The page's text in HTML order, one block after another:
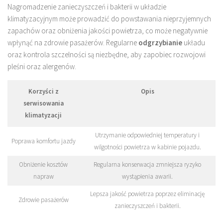
Nagromadzenie zanieczyszczeń i bakterii w układzie
klimatyzacyjnym może prowadzić do powstawania nieprzyjemnych
zapachów oraz obniżenia jakości powietrza, co może negatywnie
wpłynąć na zdrowie pasażerów. Regularne odgrzybianie układu
oraz kontrola szczelności są niezbędne, aby zapobiec rozwojowi
pleśni oraz alergenów.
Korzyści z
serwisowania
klimatyzacji
Opis
Poprawa komfortu jazdy
Utrzymanie odpowiedniej temperatury i
wilgotności powietrza w kabinie pojazdu.
Obniżenie kosztów
napraw
Regularna konserwacja zmniejsza ryzyko
wystąpienia awarii.
Zdrowie pasażerów
Lepsza jakość powietrza poprzez eliminację
zanieczyszczeń i bakterii.